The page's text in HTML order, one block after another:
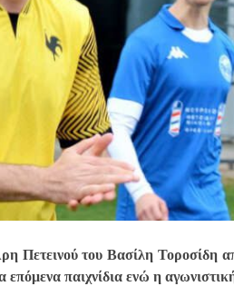
Πετεινού του Βασίλη Τοροσίδη
επόμενα παιχνίδια ενώ η